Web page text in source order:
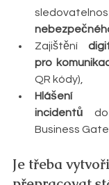
Zajištění
pro
QR kódy),
Hlášení
incidentů do
Business
Je třeba